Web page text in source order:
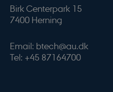
Birk Centerpark 15
7400 Herning
Email: btech@au.dk
Tel: +45 87164700